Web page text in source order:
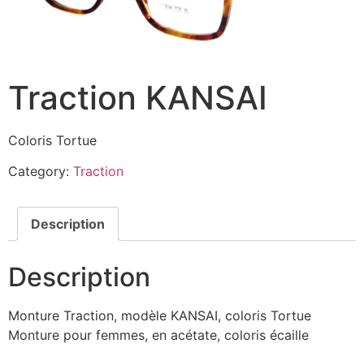
Traction KANSAI
Coloris Tortue
Category: Traction
Description
Description
Monture Traction, modèle KANSAI, coloris Tortue
Monture pour femmes, en acétate, coloris écaille